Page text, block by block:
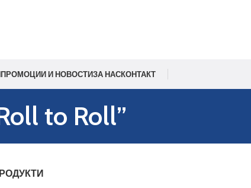
ПРОМОЦИИ И НОВОСТИЗА НАСКОНТАКТ
to Roll”